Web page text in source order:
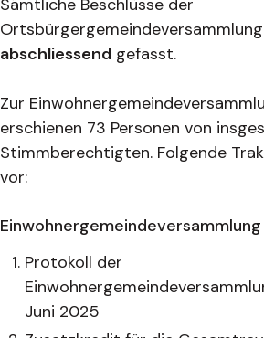
Sämtliche Beschlüsse der
abschliessend gefasst.
Zur
erschienen 73 Personen von
Stimmberechtigten. Folgende
vor:
Einwohnergemeindeversammlung
Protokoll der
Juni 2025